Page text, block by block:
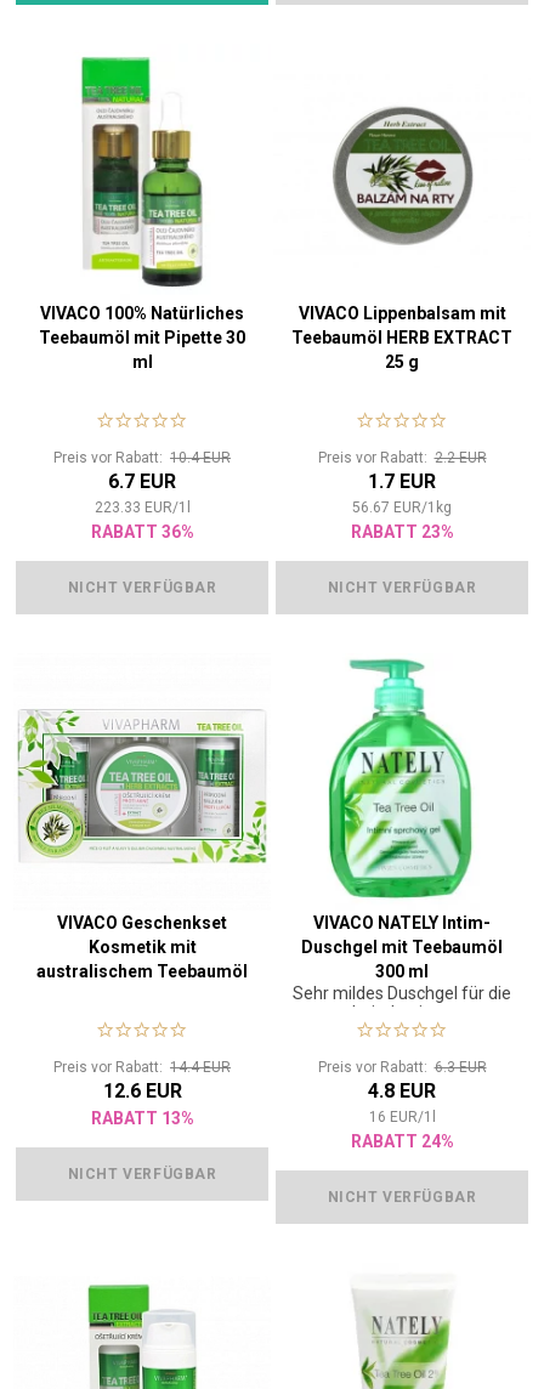
VIVACO 100% Natürliches
Teebaumöl mit Pipette 30
ml
Preis vor Rabatt: 10.4 EUR
6.7 EUR
223.33 EUR/1
RABATT 36%
NICHT VERFÜGBAR
VIVACO Lippenbalsam mit
Teebaumöl HERB EXTRACT
25 g
Preis vor Rabatt:2.2 EUR
1.7 EUR
56.67 EUR/1 kg
RABATT 23%
NICHT VERFÜGBAR
VIVACO Geschenkset
Kosmetik mit
australischem Teebaumöl
Preis vor Rabatt: 14.4 EUR
12.6 EUR
RABATT 13%
NICHT VERFÜGBAR
VIVACO NATELY Intim-
Duschgel mit Teebaumöl
300 ml
Sehr mildes Duschgel für die
Intimhygiene
Preis vor Rabatt:6.3 EUR
4.8 EUR
16 EUR/1
RABATT 24%
NICHT VERFÜGBAR